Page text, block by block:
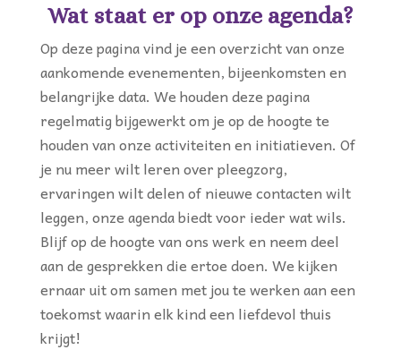
Wat staat er op onze agenda?
Op deze pagina vind je een overzicht van onze
aankomende evenementen, bijeenkomsten en
belangrijke data. We houden deze pagina
regelmatig bijgewerkt om je op de hoogte te
houden van onze activiteiten en initiatieven. Of
je nu meer wilt leren over pleegzorg,
ervaringen wilt delen of nieuwe contacten wilt
leggen, onze agenda biedt voor ieder wat wils.
Blijf op de hoogte van ons werk en neem deel
aan de gesprekken die ertoe doen. We kijken
ernaar uit om samen met jou te werken aan een
toekomst waarin elk kind een liefdevol thuis
krijgt!